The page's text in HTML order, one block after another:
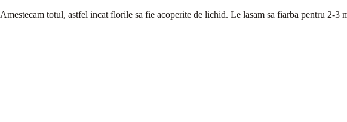
Amestecam totul, astfel incat florile sa fie acoperite de lichid. Le lasam sa fiarba pentru 2-